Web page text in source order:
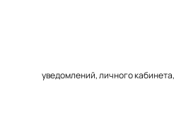
уведомлений, личного